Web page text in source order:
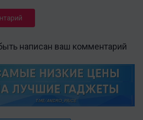
написан ваш комментарий